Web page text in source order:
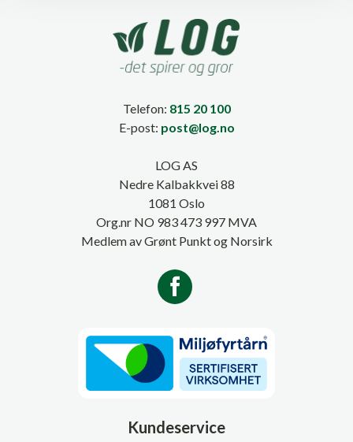
Telefon: 815 20 100
E-post: post@log.no
LOG AS
Nedre Kalbakkvei 88
1081 Oslo
Org.nr NO 983 473 997 MVA
Medlem av Grønt Punkt og Norsirk
Kundeservice